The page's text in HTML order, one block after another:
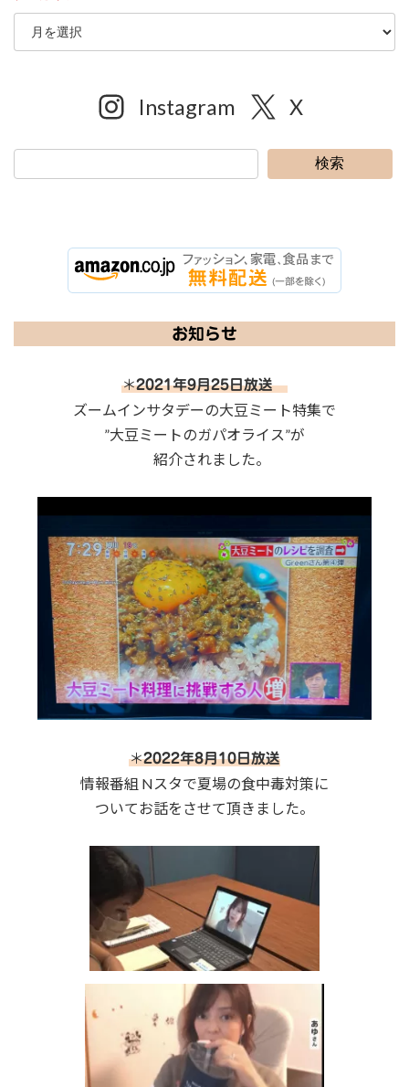
Instagram X
検索
お知らせ
＊2021年9月25日放送
ズームインサタデーの大豆ミート特集で
”大豆ミートのガパオライス”が
紹介されました。
＊2022年8月10日放送
情報番組 Nスタで夏場の食中毒対策に
ついてお話をさせて頂きました。